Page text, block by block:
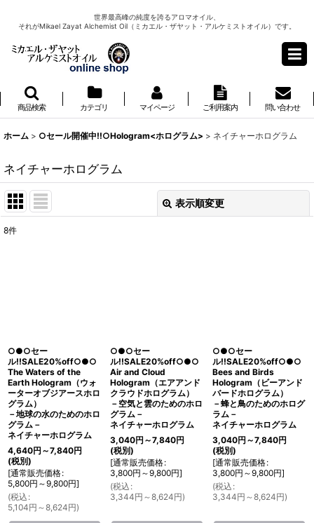
世界最高峰の純度を誇るアロマオイル、
それがMikael Zayat Alchemist Oil（ミカエル・ザヤット・アルケミストオイル）です。
商品検索 カテゴリ マイページ ご利用案内 問い合わせ
ホーム > ○セール開催中!!○Hologram<ホログラム> > ネイチャーホログラム
ネイチャーホログラム
表示順変更
8件
○●○セー
ル!!SALE20%off○●○
The Waters of the
Earth Hologram（ウォ
ーターオブジアースホロ
グラム）
－地球の水のためのホロ
グラム－
ネイチャーホログラム
4,640円 ～7,840円
(税別)
[通常販売価格:
5,800円 ～9,800円]
(税込 :
5,104円 ～8,624円)
○●○セー
ル!!SALE20%off○●○
Air and Cloud
Hologram（エアアンド
クラウドホログラム）
－空気と雲のためのホロ
グラム－
ネイチャーホログラム
3,040円 ～7,840円
(税別)
[通常販売価格:
3,800円 ～9,800円]
(税込 :
3,344円 ～8,624円)
○●○セー
ル!!SALE20%off○●○
Bees and Birds
Hologram（ビーアンド
バードホログラム）
－蜂と鳥のためのホログ
ラム－
ネイチャーホログラム
3,040円 ～7,840円
(税別)
[通常販売価格:
3,800円 ～9,800円]
(税込 :
3,344円 ～8,624円)